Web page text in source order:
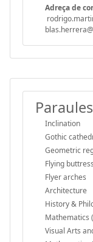
Adreça de
Inclination
Gothic
Geometric
Flying buttress
Flyer arches
Architecture
History &
Mathematics
Visual Arts